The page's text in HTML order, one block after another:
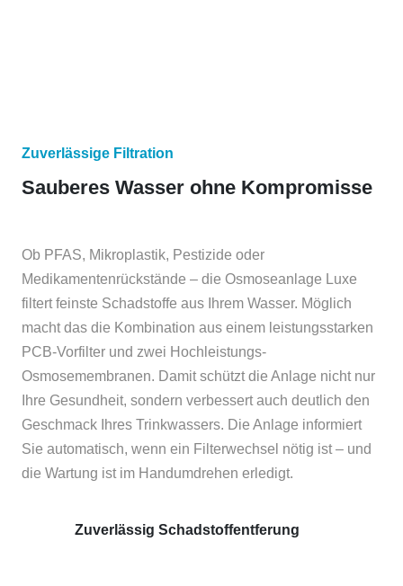
Zuverlässige Filtration
Sauberes Wasser ohne Kompromisse
Ob PFAS, Mikroplastik, Pestizide oder
Medikamentenrückstände – die Osmoseanlage Luxe
filtert feinste Schadstoffe aus Ihrem Wasser. Möglich
macht das die Kombination aus einem leistungsstarken
PCB-Vorfilter und zwei Hochleistungs-
Osmosemembranen. Damit schützt die Anlage nicht nur
Ihre Gesundheit, sondern verbessert auch deutlich den
Geschmack Ihres Trinkwassers. Die Anlage informiert
Sie automatisch, wenn ein Filterwechsel nötig ist – und
die Wartung ist im Handumdrehen erledigt.
Zuverlässig Schadstoffentferung